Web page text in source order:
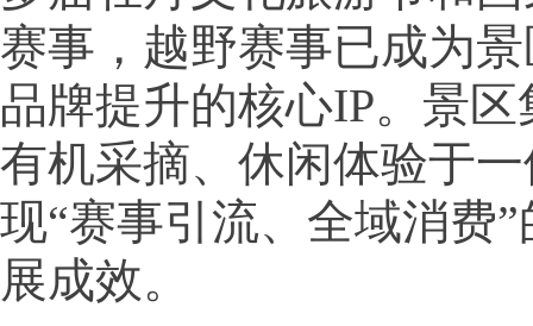
赛事，越野赛事已成为
品牌提升的核心IP。景
有机采摘、休闲体验于
现“赛事引流、全域消费
展成效。